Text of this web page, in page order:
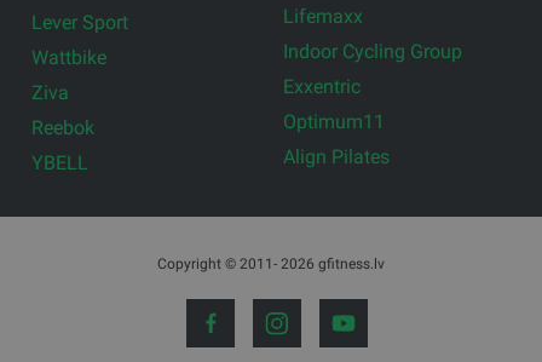
Lever Sport
Wattbike
Ziva
Reebok
YBELL
Lifemaxx
Indoor Cycling Group
Exxentric
Optimum11
Align Pilates
Copyright © 2011- 2026 gfitness.lv